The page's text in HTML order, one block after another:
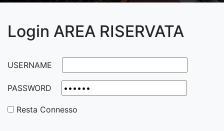
Login AREA RISERVATA
USERNAME
PASSWORD
Resta Connesso